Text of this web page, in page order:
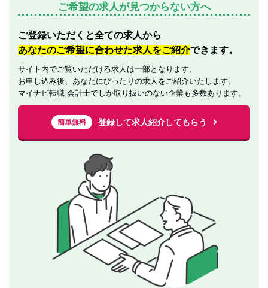
ご希望の求人が見つからない方へ
ご登録いただくと全ての求人から
あなたのご希望に合わせた求人をご紹介できます。
サイト内でご覧いただける求人は一部となります。
お申し込み後、あなたにぴったりの求人をご紹介いたします。
マイナビ転職 会計士でしか取り扱いのない企業も多数あります。
簡単無料 登録して求人紹介してもらう